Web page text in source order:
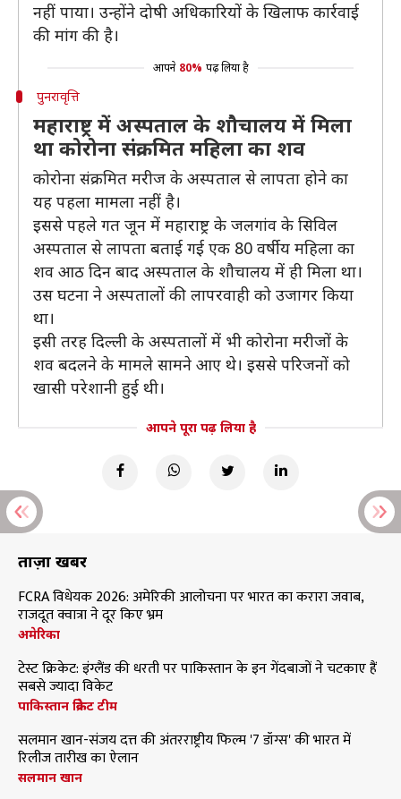
नहीं पाया। उन्होंने दोषी अधिकारियों के खिलाफ कार्रवाई
की मांग की है।
आपने 80% पढ़ लिया है
पुनरावृत्ति
महाराष्ट्र में अस्पताल के शौचालय में मिला
था कोरोना संक्रमित महिला का शव
कोरोना संक्रमित मरीज के अस्पताल से लापता होने का
यह पहला मामला नहीं है।
इससे पहले गत जून में महाराष्ट्र के जलगांव के सिविल
अस्पताल से लापता बताई गई एक 80 वर्षीय महिला का
शव आठ दिन बाद अस्पताल के शौचालय में ही मिला था।
उस घटना ने अस्पतालों की लापरवाही को उजागर किया
था।
इसी तरह दिल्ली के अस्पतालों में भी कोरोना मरीजों के
शव बदलने के मामले सामने आए थे। इससे परिजनों को
खासी परेशानी हुई थी।
आपने पूरा पढ़ लिया है
ताज़ा खबरें
FCRA विधेयक 2026: अमेरिकी आलोचना पर भारत का करारा जवाब,
राजदूत क्वात्रा ने दूर किए भ्रम
अमेरिका
टेस्ट क्रिकेट: इंग्लैंड की धरती पर पाकिस्तान के इन गेंदबाजों ने चटकाए हैं
सबसे ज्यादा विकेट
पाकिस्तान क्रिकेट टीम
सलमान खान-संजय दत्त की अंतरराष्ट्रीय फिल्म '7 डॉग्स' की भारत में
रिलीज तारीख का ऐलान
सलमान खान